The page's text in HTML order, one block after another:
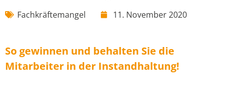
Fachkräftemangel 11. November 2020
So gewinnen und behalten Sie die
Mitarbeiter in der Instandhaltung!